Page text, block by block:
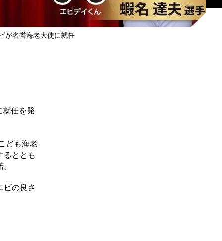
が名誉海老大使に就任
任を発
ども海老
るととも
ビの良さ